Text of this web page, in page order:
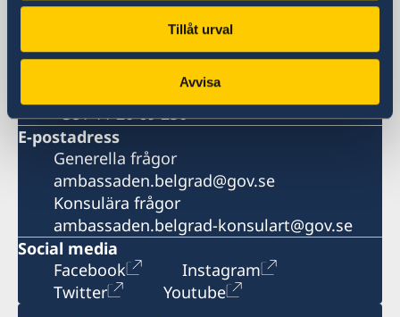
Tillåt urval
Avvisa
Växeln
+381 11 20 69 250
E-postadress
Generella frågor
ambassaden.belgrad@gov.se
Konsulära frågor
ambassaden.belgrad-konsulart@gov.se
Social media
Facebook
Instagram
Twitter
Youtube